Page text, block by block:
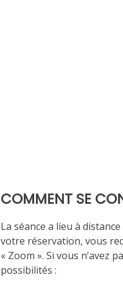
COMMENT SE
La séance a lieu à
votre réservation, vous
« Zoom ». Si vous n’avez
possibilités :